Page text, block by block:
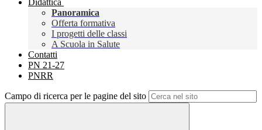
Didattica
Panoramica
Offerta formativa
I progetti delle classi
A Scuola in Salute
Contatti
PN 21-27
PNRR
Campo di ricerca per le pagine del sito